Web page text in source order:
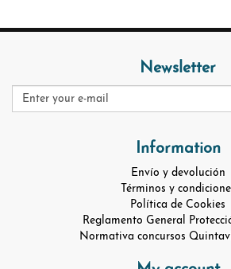
Newsletter
Information
Envío y devolución
Términos y
Política de Cookies
Reglamento General
Normativa concursos